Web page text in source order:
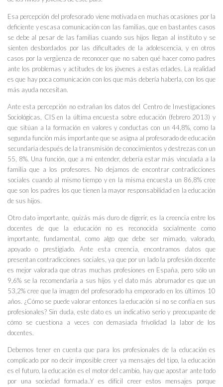
Esa percepción del profesorado viene motivada en muchas ocasiones por la
deficiente y escasa comunicación con las familias, que en bastantes casos
se debe al pesar de las familias cuando sus hijos llegan al instituto y se
sienten desbordados por las dificultades de la adolescencia, y en otros
casos por la vergüenza de reconocer que no saben qué hacer como padres
ante los problemas y actitudes de los jóvenes a estas edades. La realidad
es que hay poca comunicación con los que más debería haberla, con los que
más ayuda necesitan.
Ante esta percepción no extrañan los datos del Centro de Investigaciones
Sociológicas, CIS en la última encuesta sobre educación (febrero 2013) y
que sitúan a la formación en valores y conductas con un 44,8%, como la
segunda función más importante que se asigna al profesorado de educación
secundaria después de la transmisión de conocimientos y destrezas con un
55, 8%. Una función, que a mi entender, debería estar más vinculada a la
familia que a los profesores. No dejamos de encontrar contradicciones
sociales cuando al mismo tiempo y en la misma encuesta un 86,8% cree
que son los padres los que tienen la mayor responsabilidad en la educación
de sus hijos.
Otro dato importante, quizás más duro de digerir, es la creencia entre los
docentes de que la educación no es reconocida socialmente como
importante, fundamental, como algo que debe ser mimado, valorado,
apoyado o prestigiado. Ante esta creencia, encontramos datos que
presentan contradicciones sociales, ya que por un lado la profesión docente
es mejor valorada que otras muchas profesiones en España, pero sólo un
9,6% se la recomendaría a sus hijos y el dato más abrumador es que un
53,2% cree que la imagen del profesorado ha empeorado en los últimos 10
años. ¿Cómo se puede valorar entonces la educación si no se confía en sus
profesionales? Sin duda, este dato es un indicativo serio y preocupante de
cómo se cuestiona a veces con demasiada frivolidad la labor de los
docentes.
Debemos tener en cuenta que para los profesionales de la educación es
complicado por no decir imposible creer ya mensajes del tipo, la educación
es el futuro, la educación es el motor del cambio, hay que apostar ante todo
por una sociedad formada..Y es difícil creer estos mensajes porque